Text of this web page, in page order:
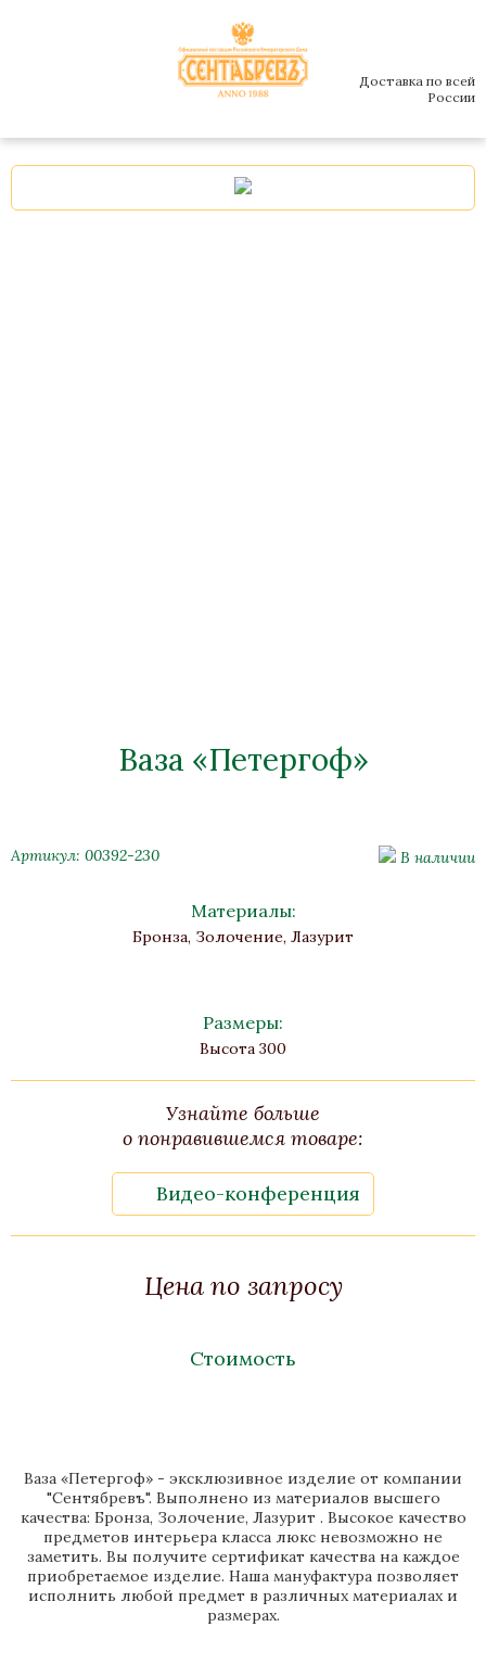
Доставка по всей
России
Ваза «Петергоф»
Артикул: 00392-230 В наличии
Материалы:
Бронза, Золочение, Лазурит
Размеры:
Высота 300
Узнайте больше
о понравившемся товаре:
Видео-конференция
Цена по запросу
Стоимость
Ваза «Петергоф» - эксклюзивное изделие от компании
"Сентябревъ". Выполнено из материалов высшего
качества: Бронза, Золочение, Лазурит . Высокое качество
предметов интерьера класса люкс невозможно не
заметить. Вы получите сертификат качества на каждое
приобретаемое изделие. Наша мануфактура позволяет
исполнить любой предмет в различных материалах и
размерах.